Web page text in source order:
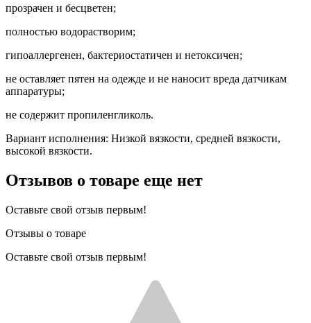
прозрачен и бесцветен;
полностью водорастворим;
гипоаллергенен, бактериостатичен и нетоксичен;
не оставляет пятен на одежде и не наносит вреда датчикам
аппаратуры;
не содержит пропиленгликоль.
Вариант исполнения: Низкой вязкости, средней вязкости,
высокой вязкости.
Отзывов о товаре еще нет
Оставьте свой отзыв первым!
Отзывы о товаре
Оставьте свой отзыв первым!